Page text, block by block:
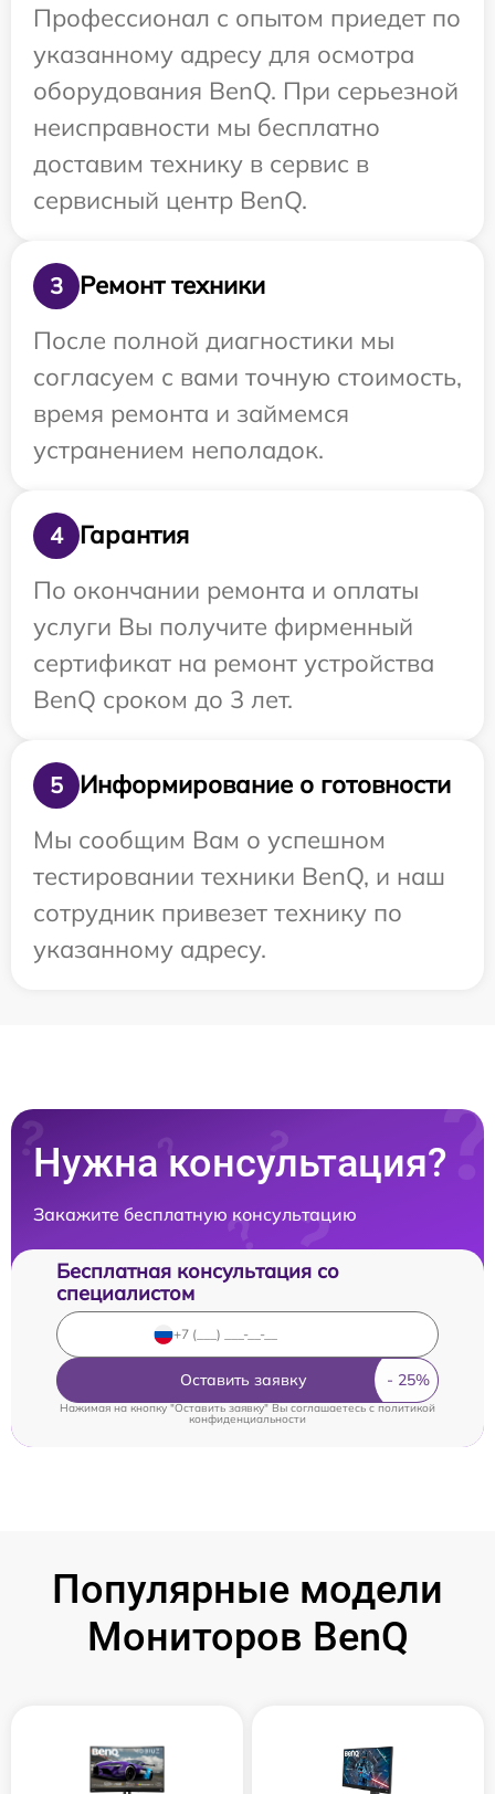
Профессионал с опытом приедет по
указанному адресу для осмотра
оборудования BenQ. При серьезной
неисправности мы бесплатно
доставим технику в сервис в
сервисный центр BenQ.
3
Ремонт техники
После полной диагностики мы
согласуем с вами точную стоимость,
время ремонта и займемся
устранением неполадок.
4
Гарантия
По окончании ремонта и оплаты
услуги Вы получите фирменный
сертификат на ремонт устройства
BenQ сроком до 3 лет.
5
Информирование о готовности
Мы сообщим Вам о успешном
тестировании техники BenQ, и наш
сотрудник привезет технику по
указанному адресу.
Нужна консультация?
Закажите бесплатную консультацию
Бесплатная консультация со
специалистом
Оставить заявку
Нажимая на кнопку "Оставить заявку" Вы соглашаетесь cполитикой
конфиденциальности
Популярные модели
Мониторов BenQ